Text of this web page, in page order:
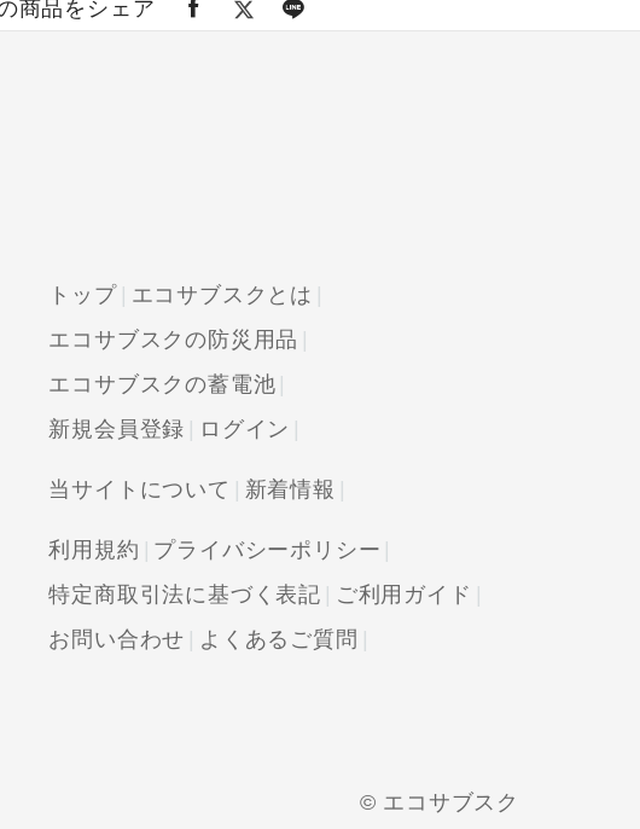
商品をシェア
トップ
エコサブスクとは
エコサブスクの防災用品
エコサブスクの蓄電池
新規会員登録 ログイン
当サイトについて 新着情報
利用規約
プライバシーポリシー
特定商取引法に基づく表記
ご利用ガイド
お問い合わせ
よくあるご質問
© エコサブスク